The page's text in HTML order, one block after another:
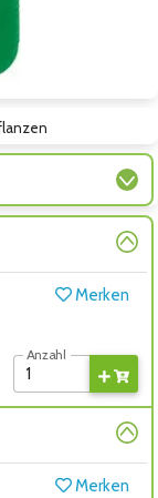
Zum nächsten Bild
Merken
Anzahl
Merken